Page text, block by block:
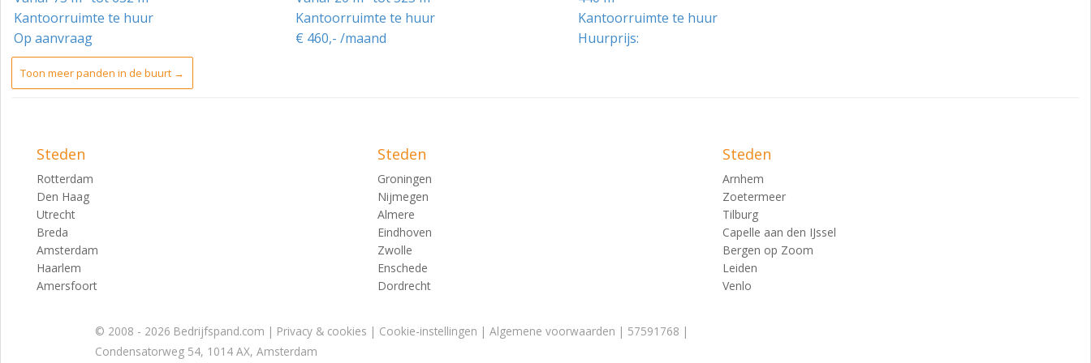
Jaarlijks, voor het eerst 1 jaar na huuringangsdatum conform het CPI - alle huishoudens (2015 =100) vastgesteld door CBS.
Servicekosten:
De servicekosten bedragen EUR 85,-- per m², per jaar, excl. BTW op basis van een verrekenbaar voorschot. De daadwerkelijk gemaakte
De servicekosten hebben betrekking op onderstaande leveringen en diensten:
- energiekosten;
- schoonmaakkosten;
- beveiliging;
- belastingen;
- tuinonderhoud;
- gebruik glasvezel;
Kantoorruimte te huur
Op aanvraag
Kantoorruimte te huur
€ 460,- /maand
Kantoorruimte te huur
Huurprijs:
Toon meer panden in de buurt →
Steden
Rotterdam
Den Haag
Utrecht
Breda
Amsterdam
Haarlem
Amersfoort
Steden
Groningen
Nijmegen
Almere
Eindhoven
Zwolle
Enschede
Dordrecht
Steden
Arnhem
Zoetermeer
Tilburg
Capelle aan den IJssel
Bergen op Zoom
Leiden
Venlo
© 2008 - 2026 Bedrijfspand.com | Privacy & cookies | Cookie-instellingen | Algemene voorwaarden | 57591768 |
Condensatorweg 54, 1014 AX, Amsterdam